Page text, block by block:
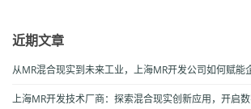
近期文章
从MR混合现实到未来工业，上海MR开发公司如何赋能
上海MR开发技术厂商：探索混合现实创新应用，开启